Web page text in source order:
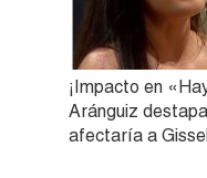
¡Impacto en
Aránguiz
afectaría a